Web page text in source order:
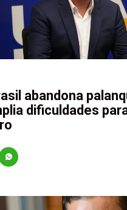
abandona
dificuldades